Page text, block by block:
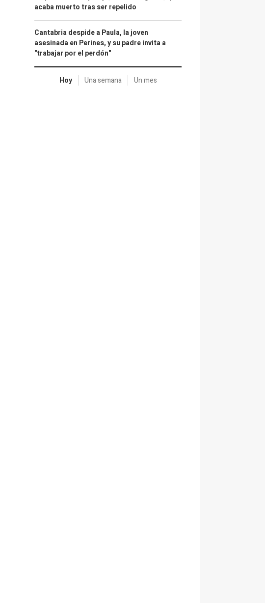
acaba muerto tras ser repelido
Cantabria despide a Paula, la joven
asesinada en Perines, y su padre invita a
"trabajar por el perdón"
Hoy Una semana Un mes